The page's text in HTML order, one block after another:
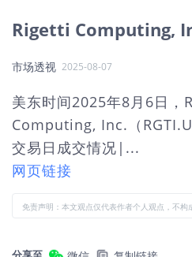
Rigetti Computing,
市场透视 2025-08-07
美东时间2025年8月6日
Computing, Inc.（
交易日成交情况|...
网页链接
免责声明：本文观点仅代表作者个人观点，不